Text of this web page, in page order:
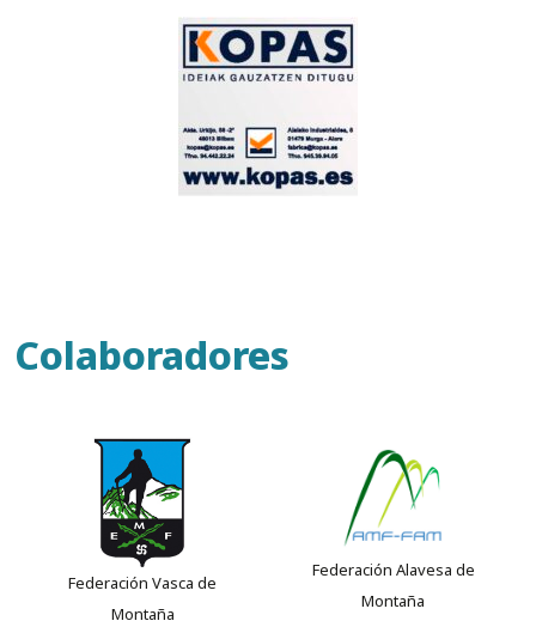
Colaboradores
Federación Vasca de
Montaña
Federación Alavesa de
Montaña